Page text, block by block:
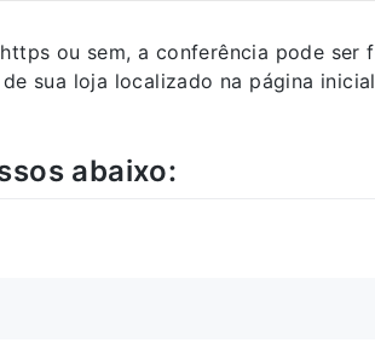
ou sem, a conferência pode ser
sua loja localizado na página
abaixo: